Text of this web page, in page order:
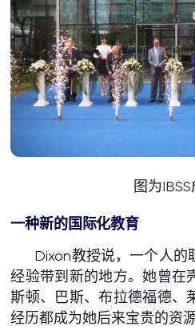
图为
一种新的国际化教育
Dixon教授说，一个人的
经验带到新的地方。她曾在
斯顿、巴斯、布拉德福德、
经历都成为她后来宝贵的资源